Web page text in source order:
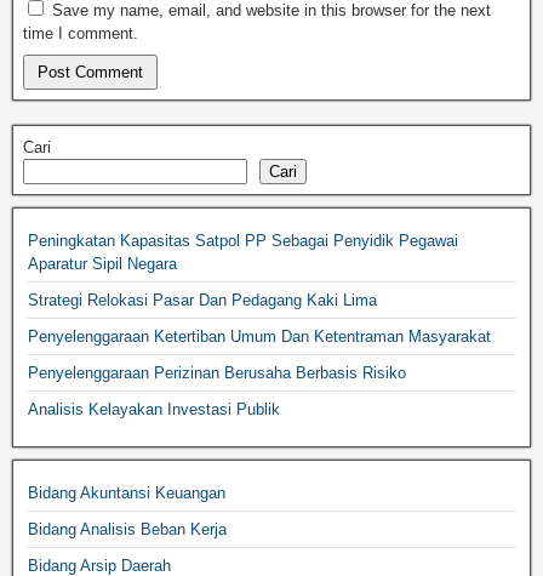
Save my name, email, and website in this browser for the next
time I comment.
Cari
Cari
Peningkatan Kapasitas Satpol PP Sebagai Penyidik Pegawai
Aparatur Sipil Negara
Strategi Relokasi Pasar Dan Pedagang Kaki Lima
Penyelenggaraan Ketertiban Umum Dan Ketentraman Masyarakat
Penyelenggaraan Perizinan Berusaha Berbasis Risiko
Analisis Kelayakan Investasi Publik
Bidang Akuntansi Keuangan
Bidang Analisis Beban Kerja
Bidang Arsip Daerah